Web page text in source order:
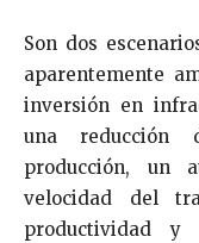
Son dos
aparentemente
inversión en
una reducción
producción, un
velocidad del
productividad y